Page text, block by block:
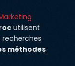
utilisent
recherches
méthodes